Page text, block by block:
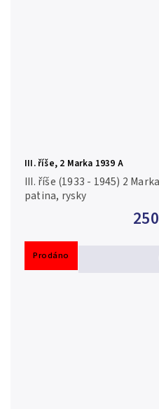
III. říše, 2 Marka 1939 A
III. říše (1933 - 1945) 2
patina, rysky
Prodáno